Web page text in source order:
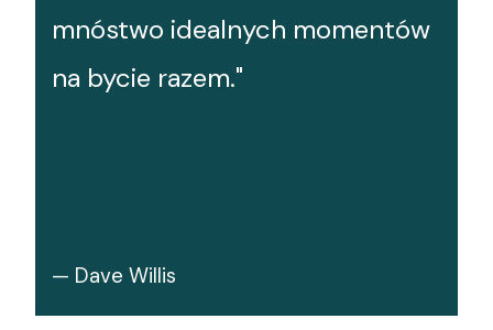
mnóstwo idealnych momentów
na bycie razem."
— Dave Willis